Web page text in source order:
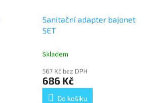
Sanitační adapter bajonet
SET
Skladem
567 Kč bez DPH
686 Kč
Do košíku